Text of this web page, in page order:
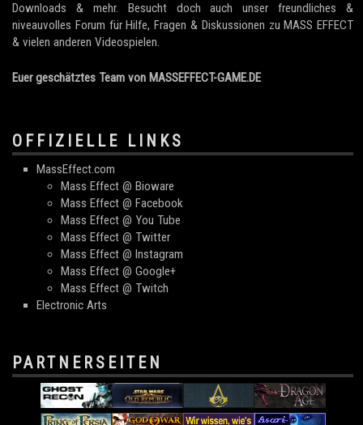
Downloads & mehr. Besucht doch auch unser freundliches &
niveauvolles Forum für Hilfe, Fragen & Diskussionen zu MASS EFFECT
& vielen anderen Videospielen.
Euer geschätztes Team von MASSEFFECT-GAME.DE
OFFIZIELLE LINKS
MassEffect.com
Mass Effect @ Bioware
Mass Effect @ Facebook
Mass Effect @ You Tube
Mass Effect @ Twitter
Mass Effect @ Instagram
Mass Effect @ Google+
Mass Effect @ Twitch
Electronic Arts
PARTNERSEITEN